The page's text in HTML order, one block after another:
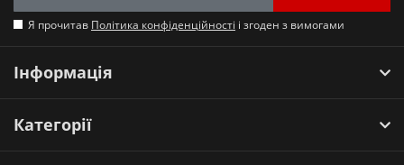
Я прочитав Політика конфіденційності і згоден з вимогами
Інформація
Категорії